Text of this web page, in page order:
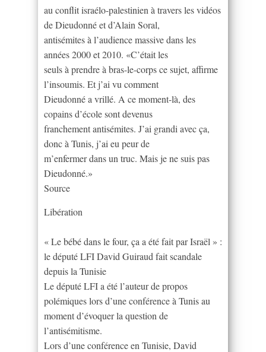
au conflit israélo-palestinien à travers les vidéos
de Dieudonné et d’Alain Soral,
antisémites à l’audience massive dans les
années 2000 et 2010. «C’était les
seuls à prendre à bras-le-corps ce sujet, affirme
l’insoumis. Et j’ai vu comment
Dieudonné a vrillé. A ce moment-là, des
copains d’école sont devenus
franchement antisémites. J’ai grandi avec ça,
donc à Tunis, j’ai eu peur de
m’enfermer dans un truc. Mais je ne suis pas
Dieudonné.»
Source
Libération
« Le bébé dans le four, ça a été fait par Israël » :
le député LFI David Guiraud fait scandale
depuis la Tunisie
Le député LFI a été l’auteur de propos
polémiques lors d’une conférence à Tunis au
moment d’évoquer la question de
l’antisémitisme.
Lors d’une conférence en Tunisie, David